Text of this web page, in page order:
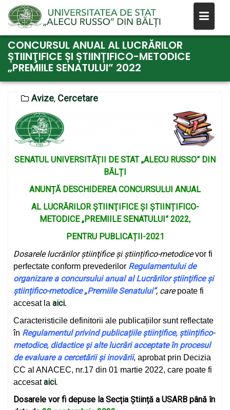
Skip
content
CONCURSUL ANUAL AL LUCRĂRILOR
ȘTIINŢIFICE ȘI ȘTIINȚIFICO-METODICE
„PREMIILE SENATULUI” 2022
Avize, Cercetare
SENATUL UNIVERSITĂȚII DE STAT „ALECU RUSSO” DIN
BĂLȚI
ANUNȚĂ DESCHIDEREA CONCURSULUI ANUAL
AL LUCRĂRILOR ȘTIINŢIFICE ȘI ȘTIINȚIFICO-
METODICE „PREMIILE SENATULUI” 2022,
PENTRU PUBLICAȚII-2021
Dosarele lucrărilor știinţifice și științifico-metodicevor fi
perfectate conform prevederilor Regulamentului de
organizare a concursului anual al Lucrărilor știinţifice și
științifico-metodice „Premiile Senatului”, carepoate fi
accesat la aici.
Caracteristicile definitorii ale publicațiilor sunt reflectate
în Regulamentul privind publicațiile științifice, științifico-
metodice, didactice și alte lucrări acceptate în procesul
de evaluare a cercetării și inovării, aprobat prin Decizia
CC al ANACEC, nr.17 din 01 martie 2022, care poate fi
accesataici.
Dosarele vor fi depuse la Secția Știință a USARB până în